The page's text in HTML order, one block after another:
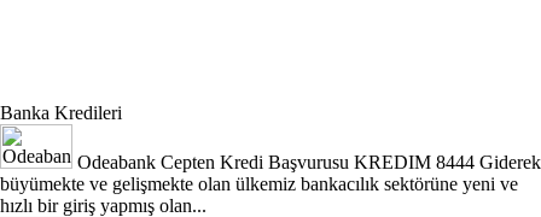
Banka Kredileri
Odeabank Cepten Kredi Başvurusu KREDIM 8444 Giderek
büyümekte ve gelişmekte olan ülkemiz bankacılık sektörüne yeni ve
hızlı bir giriş yapmış olan...